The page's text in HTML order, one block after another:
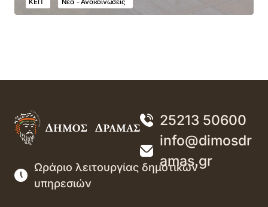
ΚΕΠ Νέα - Ανακοινώσεις
25213 50600
info@dimosdr
amas.gr
Ωράριο λειτουργίας δημοτικών
υπηρεσιών